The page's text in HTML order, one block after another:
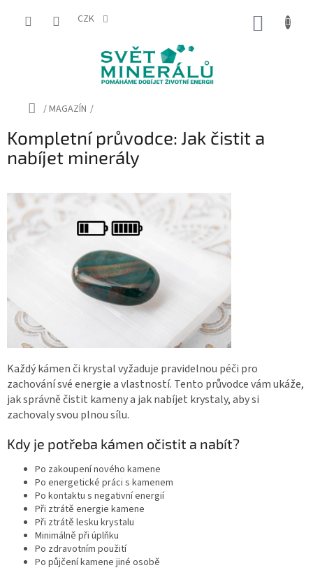
CZK
Domů
/MAGAZÍN /
Kompletní průvodce: Jak čistit a
nabíjet minerály
Každý kámen či krystal vyžaduje pravidelnou péči pro
zachování své energie a vlastností. Tento průvodce vám ukáže,
jak správně čistit kameny a jak nabíjet krystaly, aby si
zachovaly svou plnou sílu.
Kdy je potřeba kámen očistit a nabít?
Po zakoupení nového kamene
Po energetické práci s kamenem
Po kontaktu s negativní energií
Při ztrátě energie kamene
Při ztrátě lesku krystalu
Minimálně při úplňku
Po zdravotním použití
Po půjčení kamene jiné osobě